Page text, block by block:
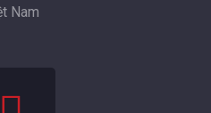
Nam